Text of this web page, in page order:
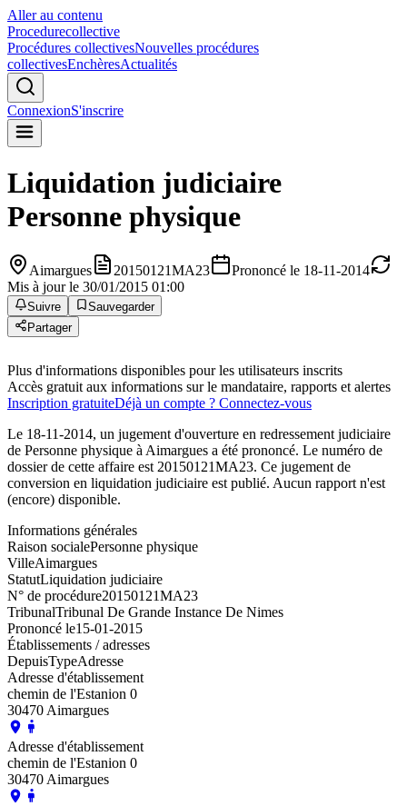
Aller au contenu
Procedurecollective
Procédures collectivesNouvelles procédures
collectivesEnchèresActualités
ConnexionS'inscrire
Liquidation judiciaire
Personne physique
Aimargues 20150121MA23
Prononcé le 18-11-2014
Mis à jour le 30/01/2015 01:00
Suivre
Sauvegarder
Partager
Plus d'informations disponibles pour les utilisateurs inscrits
Accès gratuit aux informations sur le mandataire, rapports et alertes
Inscription gratuiteDéjà un compte ? Connectez-vous
Le 18-11-2014, un jugement d'ouverture en redressement judiciaire
de Personne physique à Aimargues a été prononcé. Le numéro de
dossier de cette affaire est 20150121MA23. Ce jugement de
conversion en liquidation judiciaire est publié. Aucun rapport n'est
(encore) disponible.
Informations générales
Raison socialePersonne physique
VilleAimargues
StatutLiquidation judiciaire
N° de procédure20150121MA23
TribunalTribunal De Grande Instance De Nimes
Prononcé le15-01-2015
Établissements / adresses
DepuisTypeAdresse
Adresse d'établissement
chemin de l'Estanion 0
30470 Aimargues
Adresse d'établissement
chemin de l'Estanion 0
30470 Aimargues